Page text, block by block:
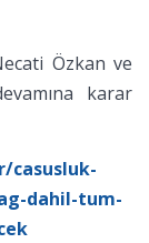
Özkan ve
karar
casusluk-
dahil-tum-